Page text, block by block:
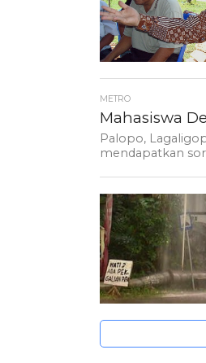
METRO
Mahasiswa
Palopo,
mendapatkan